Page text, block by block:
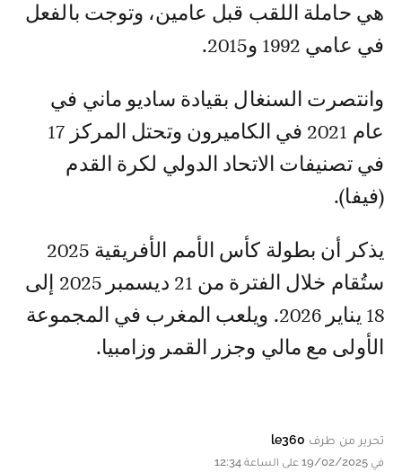
هي حاملة اللقب قبل عامين، وتوجت بالفعل
في عامي 1992 و2015.
وانتصرت السنغال بقيادة ساديو ماني في
عام 2021 في الكاميرون وتحتل المركز 17
في تصنيفات الاتحاد الدولي لكرة القدم
(فيفا).
يذكر أن بطولة كأس الأمم الأفريقية 2025
ستُقام خلال الفترة من 21 ديسمبر 2025 إلى
18 يناير 2026. ويلعب المغرب في المجموعة
الأولى مع مالي وجزر القمر وزامبيا.
تحرير من طرف le360
في 19/02/2025 على الساعة 12:34